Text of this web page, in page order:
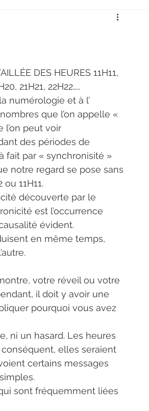
DES HEURES 11H11,
21H21, 22H22…..
numérologie et à l’
que l’on appelle «
peut voir
des périodes de
fait par « synchronisité »
notre regard se pose sans
11H11.
découverte par le
est l’occurrence
évident.
en même temps,
votre réveil ou votre
il doit y avoir une
pourquoi vous avez
ni un hasard. Les heures
elles seraient
certains messages
sont fréquemment liées